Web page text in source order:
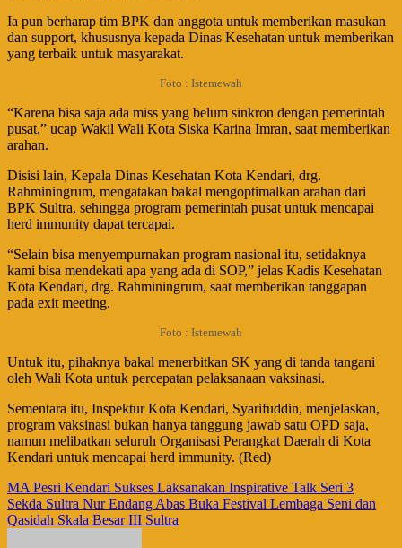
Ia pun berharap tim BPK dan anggota untuk memberikan masukan
dan support, khususnya kepada Dinas Kesehatan untuk memberikan
yang terbaik untuk masyarakat.
Foto : Istemewah
“Karena bisa saja ada miss yang belum sinkron dengan pemerintah
pusat,” ucap Wakil Wali Kota Siska Karina Imran, saat memberikan
arahan.
Disisi lain, Kepala Dinas Kesehatan Kota Kendari, drg.
Rahminingrum, mengatakan bakal mengoptimalkan arahan dari
BPK Sultra, sehingga program pemerintah pusat untuk mencapai
herd immunity dapat tercapai.
“Selain bisa menyempurnakan program nasional itu, setidaknya
kami bisa mendekati apa yang ada di SOP,” jelas Kadis Kesehatan
Kota Kendari, drg. Rahminingrum, saat memberikan tanggapan
pada exit meeting.
Foto : Istemewah
Untuk itu, pihaknya bakal menerbitkan SK yang di tanda tangani
oleh Wali Kota untuk percepatan pelaksanaan vaksinasi.
Sementara itu, Inspektur Kota Kendari, Syarifuddin, menjelaskan,
program vaksinasi bukan hanya tanggung jawab satu OPD saja,
namun melibatkan seluruh Organisasi Perangkat Daerah di Kota
Kendari untuk mencapai herd immunity. (Red)
Navigasi
pos
MA Pesri Kendari Sukses Laksanakan Inspirative Talk Seri 3
Sekda Sultra Nur Endang Abas Buka Festival Lembaga Seni dan
Qasidah Skala Besar III Sultra